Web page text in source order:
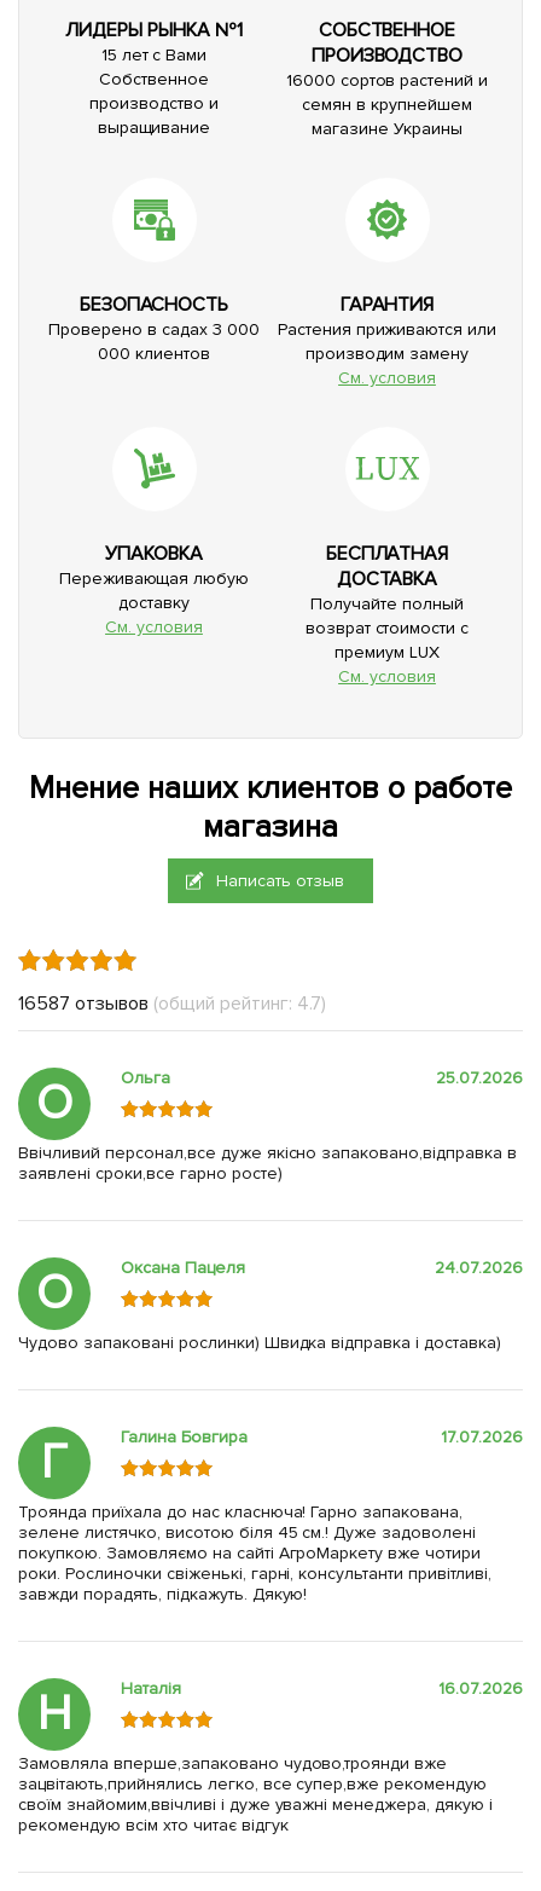
ЛИДЕРЫ РЫНКА №1
15 лет с Вами
Собственное
производство и
выращивание
СОБСТВЕННОЕ
ПРОИЗВОДСТВО
16000 сортов растений и
семян в крупнейшем
магазине Украины
БЕЗОПАСНОСТЬ
Проверено в садах 3 000
000 клиентов
ГАРАНТИЯ
Растения приживаются или
производим замену
См. условия
УПАКОВКА
Переживающая любую
доставку
См. условия
БЕСПЛАТНАЯ
ДОСТАВКА
Получайте полный
возврат стоимости с
премиум LUX
См. условия
Мнение наших клиентов о работе
магазина
Написать отзыв
16587 отзывов (общий рейтинг: 4.7)
О Ольга 25.07.2026
Ввічливий персонал,все дуже якісно запаковано,відправка в
заявлені сроки,все гарно росте)
О Оксана Пацеля 24.07.2026
Чудово запаковані рослинки) Швидка відправка і доставка)
Г Галина Бовгира 17.07.2026
Троянда приїхала до нас класнюча! Гарно запакована,
зелене листячко, висотою біля 45 см.! Дуже задоволені
покупкою. Замовляємо на сайті АгроМаркету вже чотири
роки. Рослиночки свіженькі, гарні, консультанти привітливі,
завжди порадять, підкажуть. Дякую!
Н Наталія 16.07.2026
Замовляла вперше,запаковано чудово,троянди вже
зацвітають,прийнялись легко, все супер,вже рекомендую
своїм знайомим,ввічливі і дуже уважні менеджера, дякую і
рекомендую всім хто читає відгук